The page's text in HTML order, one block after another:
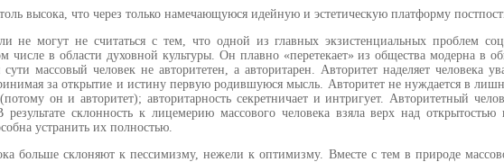
высока, что через только намечающуюся идейную и эстетическую платформу
не могут не считаться с тем, что одной из главных экзистен­циальных проблем
числе в области духовной культуры. Он плавно «перетекает» из общества модерна в
массо­вый человек не авторитетен, а автори­тарен. Авторитет наделяет человека
за открытие и истину первую родившуюся мысль. Авторитет не нуждается в
он и авторитет); авторитарность секретничает и инт­ригует. Авторитетный
склонность к лицемерию массового человека взяла верх над
ус­транить их полностью.
больше склоняют к пессимизму, нежели к оптимизму. Вместе с тем в природе